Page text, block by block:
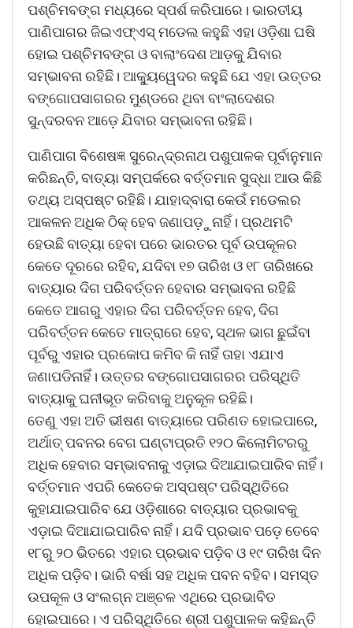
ପଶ୍ଚିମବଙ୍ଗ ମଧ୍ୟରେ ସ୍ପର୍ଶ କରିପାରେ। ଭାରତୀୟ
ପାଣିପାଗର ଜିଇଏଫ୍ଏସ୍‌ ମଡେଲ କହୁଛି ଏହା ଓଡ଼ିଶା ଘଷି
ହୋଇ ପଶ୍ଚିମବଙ୍ଗ ଓ ବାଲାଂଦେଶ ଆଡ଼କୁ ଯିବାର
ସମ୍ଭାବନା ରହିଛି। ଆକ୍ୟୁୱେଦର କହୁଛି ଯେ ଏହା ଉତ୍ତର
ବଙ୍ଗୋପସାଗରର ମୁଣ୍ଡରେ ଥିବା ବାଂଲାଦେଶର
ସୁନ୍ଦରବନ ଆଡ଼େ ଯିବାର ସମ୍ଭାବନା ରହିଛି।
ପାଣିପାଗ ବିଶେଷଜ୍ଞ ସୁରେନ୍ଦ୍ରନାଥ ପଶୁପାଳକ ପୂର୍ବାନୁମାନ
କରିଛନ୍ତି, ବାତ୍ୟା ସମ୍ପର୍କରେ ବର୍ତ୍ତମାନ ସୁଦ୍ଧା ଆଉ କିଛି
ତଥ୍ୟ ଅସ୍ପଷ୍ଟ ରହିଛି। ଯାହାଦ୍ବାରା କେଉଁ ମଡେଲର
ଆକଳନ ଅଧିକ ଠିକ୍‌ ହେବ ଜଣାପଡ଼ୁନାହିଁ। ପ୍ରଥମଟି
ହେଉଛି ବାତ୍ୟା ହେବା ପରେ ଭାରତର ପୂର୍ବ ଉପକୂଳର
କେତେ ଦୂରରେ ରହିବ, ଯଦିବା ୧୭ ତାରିଖ ଓ ୧୮ ତାରିଖରେ
ବାତ୍ୟାର ଦିଗ ପରିବର୍ତ୍ତନ ହେବାର ସମ୍ଭାବନା ରହିଛି
କେତେ ଆଗରୁ ଏହାର ଦିଗ ପରିବର୍ତ୍ତନ ହେବ, ଦିଗ
ପରିବର୍ତ୍ତନ କେତେ ମାତ୍ରାରେ ହେବ, ସ୍ଥଳ ଭାଗ ଛୁଇଁବା
ପୂର୍ବରୁ ଏହାର ପ୍ରକୋପ କମିବ କି ନାହିଁ ତାହା ଏଯାଏ
ଜଣାପଡିନାହିଁ। ଉତ୍ତର ବଙ୍ଗୋପସାଗରର ପରିସ୍ଥିତି
ବାତ୍ୟାକୁ ଘନୀଭୂତ କରିବାକୁ ଅନୁକୂଳ ରହିଛି।
ତେଣୁ ଏହା ଅତି ଭୀଷଣ ବାତ୍ୟାରେ ପରିଣତ ହୋଇପାରେ,
ଅର୍ଥାତ୍ ପବନର ବେଗ ଘଣ୍ଟାପ୍ରତି ୧୨୦ କିଲୋମିଟରରୁ
ଅଧିକ ହେବାର ସମ୍ଭାବନାକୁ ଏଡ଼ାଇ ଦିଆଯାଇପାରିବ ନାହିଁ।
ବର୍ତ୍ତମାନ ଏପରି କେତେକ ଅସ୍ପଷ୍ଟ ପରିସ୍ଥିତିରେ
କୁହାଯାଇପାରିବ ଯେ ଓଡ଼ିଶାରେ ବାତ୍ୟାର ପ୍ରଭାବକୁ
ଏଡ଼ାଇ ଦିଆଯାଇପାରିବ ନାହିଁ। ଯଦି ପ୍ରଭାବ ପଡ଼େ ତେବେ
୧୮ରୁ ୨୦ ଭିତରେ ଏହାର ପ୍ରଭାବ ପଡ଼ିବ ଓ ୧୯ ତାରିଖ ଦିନ
ଅଧିକ ପଡ଼ିବ। ଭ‌ାରି ବର୍ଷା ସହ ଅଧିକ ପବନ ବହିବ। ସମସ୍ତ
ଉପକୂଳ ଓ ସଂଲଗ୍ନ ଅଞ୍ଚଳ ଏଥିରେ ପ୍ରଭାବିତ
ହୋଇପାରେ। ଏ ପରିସ୍ଥିତିରେ ଶ୍ରୀ ପଶୁପାଳକ କହିଛନ୍ତି